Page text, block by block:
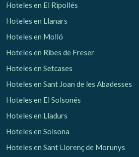
Hoteles en El Ripollés
Hoteles en Llanars
Hoteles en Molló
Hoteles en Ribes de Freser
Hoteles en Setcases
Hoteles en Sant Joan de les Abadesses
Hoteles en El Solsonés
Hoteles en Lladurs
Hoteles en Solsona
Hoteles en Sant Llorenç de Morunys